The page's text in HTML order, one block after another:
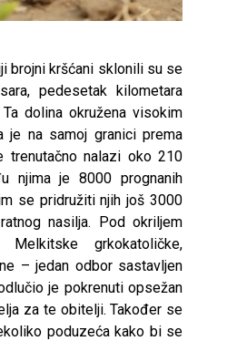
brojni kršćani sklonili su se
pedesetak kilometara
dolina okružena visokim
je na samoj granici prema
trenutačno nalazi oko 210
njima je 8000 prognanih
se pridružiti njih još 3000
nasilja. Pod okriljem
grkokatoličke,
– jedan odbor sastavljen
je pokrenuti opsežan
za te obitelji. Također se
poduzeća kako bi se